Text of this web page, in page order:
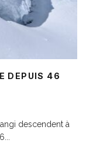
DEPUIS 46
descendent à